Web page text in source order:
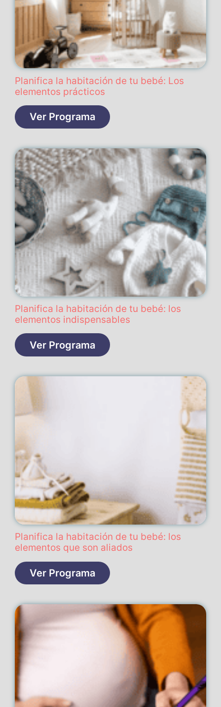
Planifica la habitación de tu bebé: Los
elementos prácticos
Ver Programa
Planifica la habitación de tu bebé: los
elementos indispensables
Ver Programa
Planifica la habitación de tu bebé: los
elementos que son aliados
Ver Programa